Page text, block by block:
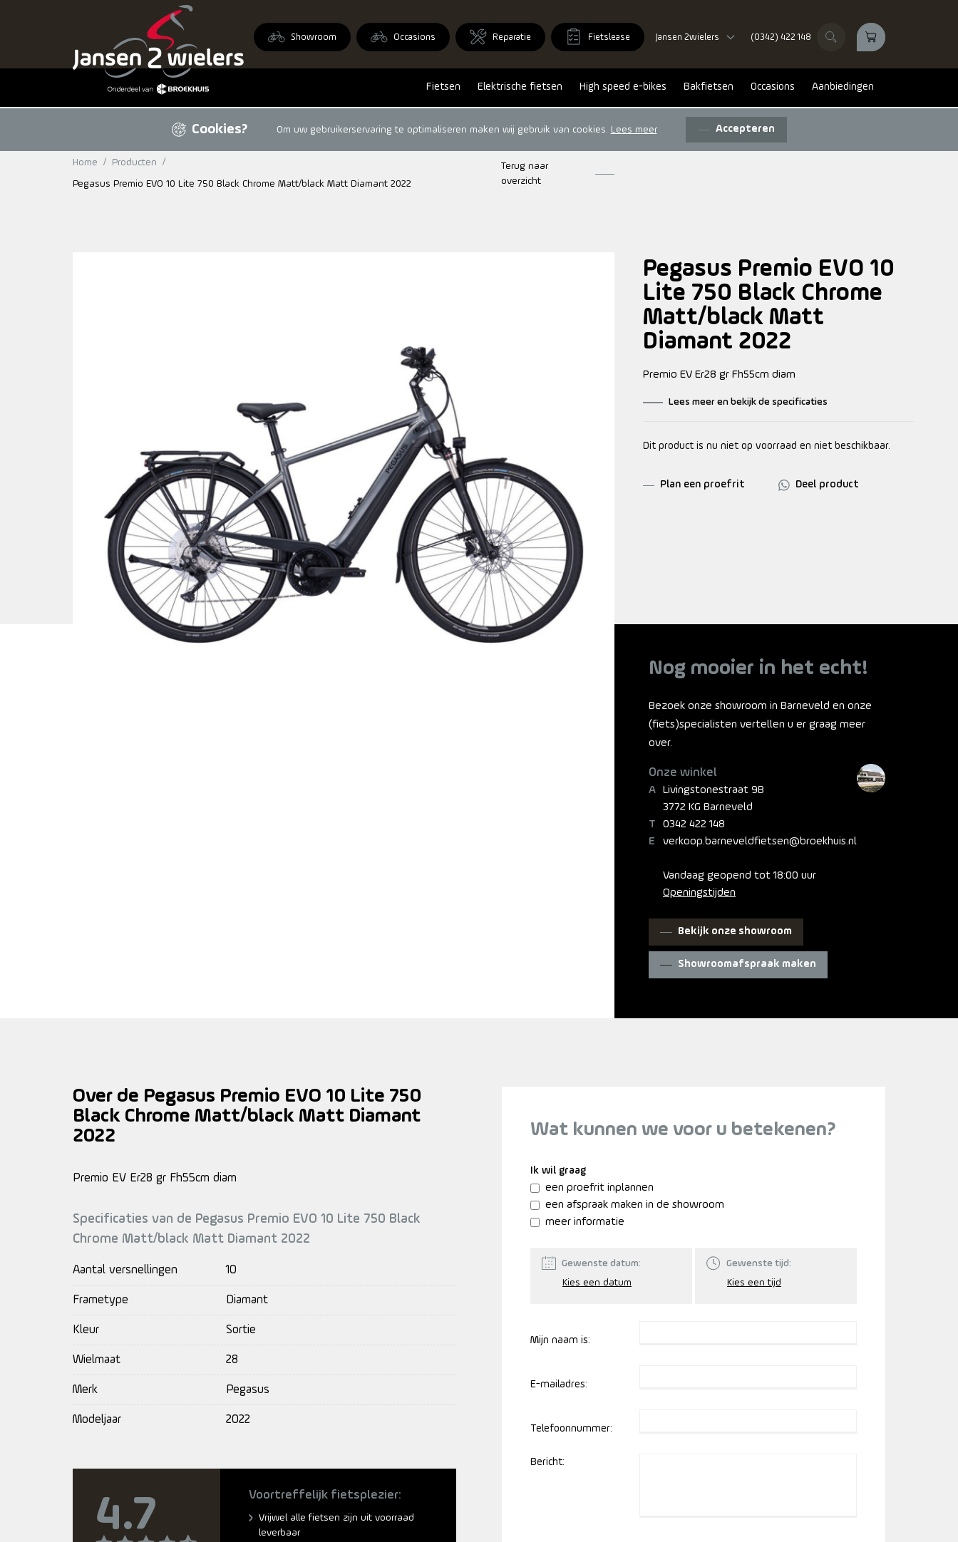
Showroom Occasions Reparatie Fietslease Jansen 2wielers (0342) 422 148
Fietsen Elektrische fietsen High speed e-bikes Bakfietsen Occasions Aanbiedingen
Cookies? Om uw gebruikerservaring te optimaliseren maken wij gebruik van cookies. Lees meer Accepteren
Home / Producten /
Pegasus Premio EVO 10 Lite 750 Black Chrome Matt/black Matt Diamant 2022
Terug naar
overzicht
Pegasus Premio EVO 10
Lite 750 Black Chrome
Matt/black Matt
Diamant 2022
Premio EV Er28 gr Fh55cm diam
Lees meer en bekijk de specificaties
Dit product is nu niet op voorraad en niet beschikbaar.
Plan een proefrit Deel product
Nog mooier in het echt!
Bezoek onze showroom in Barneveld en onze
(fiets)specialisten vertellen u er graag meer
over.
Onze winkel
Livingstonestraat 9B
3772 KG Barneveld
0342 422 148
verkoop.barneveldfietsen@broekhuis.nl
Vandaag geopend tot 18:00 uur
Openingstijden
Bekijk onze showroom
Showroomafspraak maken
Over de Pegasus Premio EVO 10 Lite 750
Black Chrome Matt/black Matt Diamant
2022
Premio EV Er28 gr Fh55cm diam
Specificaties van de Pegasus Premio EVO 10 Lite 750 Black
Chrome Matt/black Matt Diamant 2022
Aantal versnellingen 10
Frametype Diamant
Kleur Sortie
Wielmaat 28
Merk Pegasus
Modeljaar 2022
4.7 Voortreffelijk fietsplezier:
Vrijwel alle fietsen zijn uit voorraad
leverbaar
Wat kunnen we voor u betekenen?
Ik wil graag
een proefrit inplannen
een afspraak maken in de showroom
meer informatie
Gewenste datum: Gewenste tijd:
Mijn naam is:
E-mailadres:
Telefoonnummer:
Bericht: